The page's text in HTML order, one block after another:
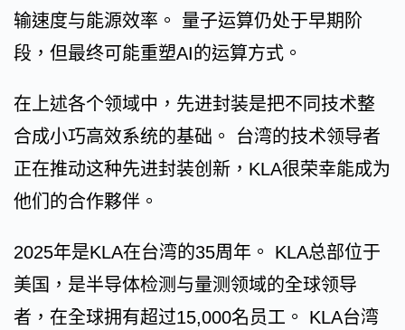
输速度与能源效率。 量子运算仍处于早期阶
段，但最终可能重塑AI的运算方式。
在上述各个领域中，先进封装是把不同技术整
合成小巧高效系统的基础。 台湾的技术领导者
正在推动这种先进封装创新，KLA很荣幸能成为
他们的合作夥伴。
2025年是KLA在台湾的35周年。 KLA总部位于
美国，是半导体检测与量测领域的全球领导
者，在全球拥有超过15,000名员工。 KLA台湾